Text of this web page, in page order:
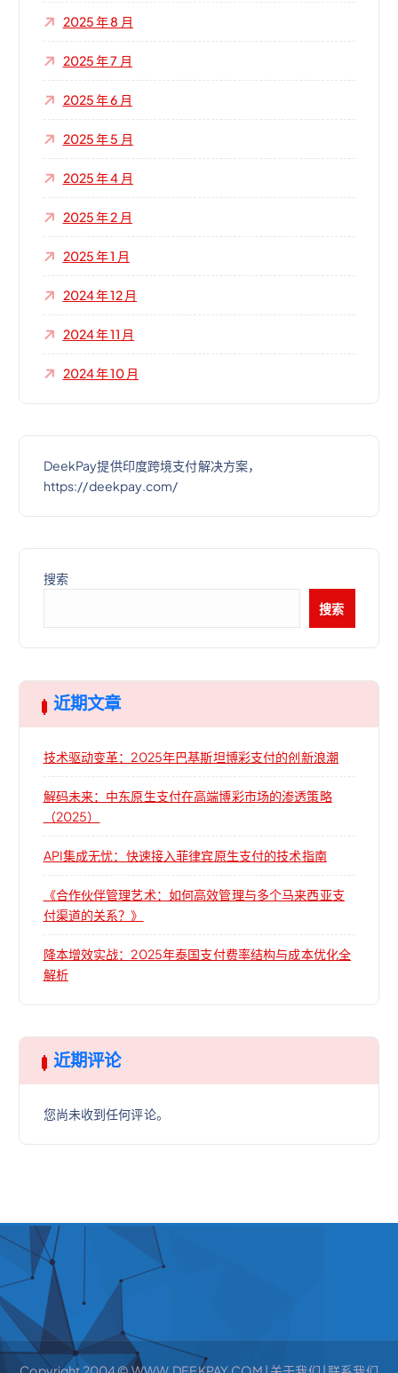
2025 年 8 月
2025 年 7 月
2025 年 6 月
2025 年 5 月
2025 年 4 月
2025 年 2 月
2025 年 1 月
2024 年 12 月
2024 年 11 月
2024 年 10 月
DeekPay提供印度跨境支付解决方案，
https://deekpay.com/
搜索
搜索
近期文章
技术驱动变革：2025年巴基斯坦博彩支付的创新浪潮
解码未来：中东原生支付在高端博彩市场的渗透策略
（2025）
API集成无忧：快速接入菲律宾原生支付的技术指南
《合作伙伴管理艺术：如何高效管理与多个马来西亚支
付渠道的关系？》
降本增效实战：2025年泰国支付费率结构与成本优化全
解析
近期评论
您尚未收到任何评论。